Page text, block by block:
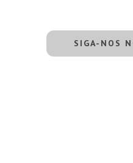
SIGA-NOS